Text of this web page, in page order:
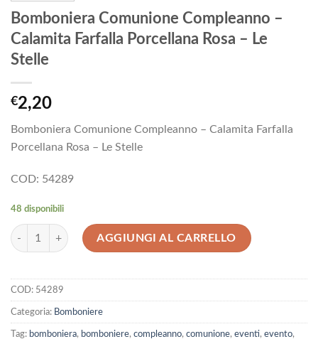
Bomboniera Comunione Compleanno –
Calamita Farfalla Porcellana Rosa – Le
Stelle
€2,20
Bomboniera Comunione Compleanno – Calamita Farfalla
Porcellana Rosa – Le Stelle
COD: 54289
48 disponibili
Bomboniera Comunione Compleanno - Calamita Farfalla Porcellana
AGGIUNGI AL CARRELLO
COD: 54289
Categoria: Bomboniere
Tag: bomboniera, bomboniere, compleanno, comunione, eventi, evento,